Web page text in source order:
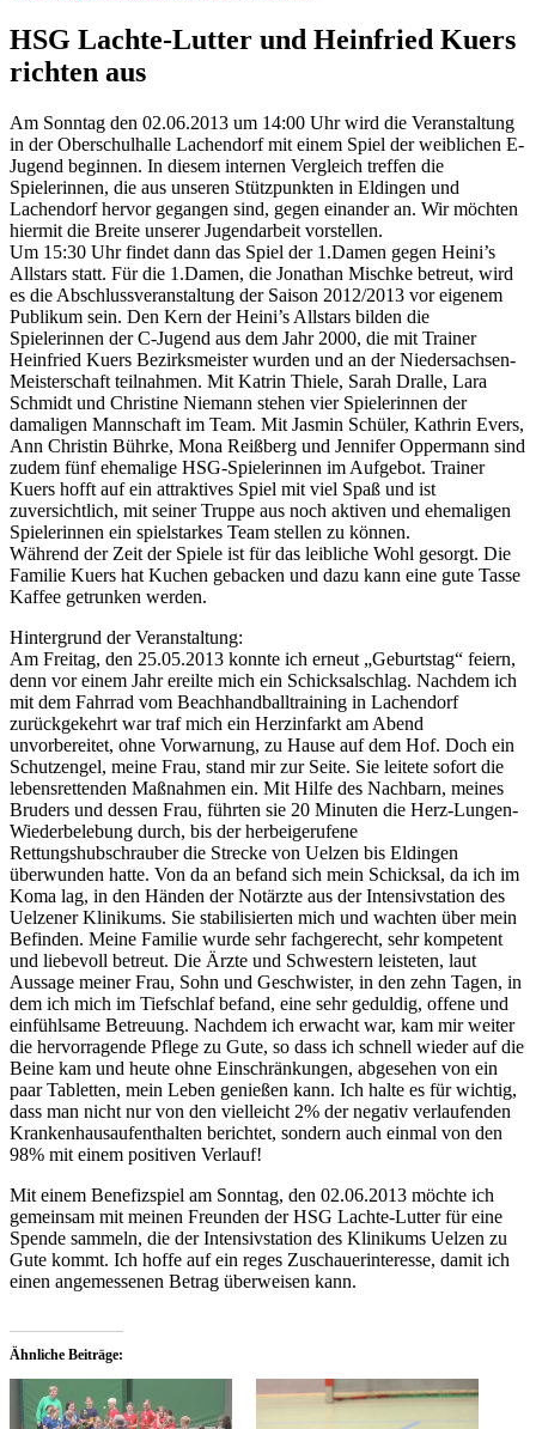
HSG Lachte-Lutter und Heinfried Kuers
richten aus
Am Sonntag den 02.06.2013 um 14:00 Uhr wird die Veranstaltung
in der Oberschulhalle Lachendorf mit einem Spiel der weiblichen E-
Jugend beginnen. In diesem internen Vergleich treffen die
Spielerinnen, die aus unseren Stützpunkten in Eldingen und
Lachendorf hervor gegangen sind, gegen einander an. Wir möchten
hiermit die Breite unserer Jugendarbeit vorstellen.
Um 15:30 Uhr findet dann das Spiel der 1.Damen gegen Heini’s
Allstars statt. Für die 1.Damen, die Jonathan Mischke betreut, wird
es die Abschlussveranstaltung der Saison 2012/2013 vor eigenem
Publikum sein. Den Kern der Heini’s Allstars bilden die
Spielerinnen der C-Jugend aus dem Jahr 2000, die mit Trainer
Heinfried Kuers Bezirksmeister wurden und an der Niedersachsen-
Meisterschaft teilnahmen. Mit Katrin Thiele, Sarah Dralle, Lara
Schmidt und Christine Niemann stehen vier Spielerinnen der
damaligen Mannschaft im Team. Mit Jasmin Schüler, Kathrin Evers,
Ann Christin Bührke, Mona Reißberg und Jennifer Oppermann sind
zudem fünf ehemalige HSG-Spielerinnen im Aufgebot. Trainer
Kuers hofft auf ein attraktives Spiel mit viel Spaß und ist
zuversichtlich, mit seiner Truppe aus noch aktiven und ehemaligen
Spielerinnen ein spielstarkes Team stellen zu können.
Während der Zeit der Spiele ist für das leibliche Wohl gesorgt. Die
Familie Kuers hat Kuchen gebacken und dazu kann eine gute Tasse
Kaffee getrunken werden.
Hintergrund der Veranstaltung:
Am Freitag, den 25.05.2013 konnte ich erneut „Geburtstag“ feiern,
denn vor einem Jahr ereilte mich ein Schicksalschlag. Nachdem ich
mit dem Fahrrad vom Beachhandballtraining in Lachendorf
zurückgekehrt war traf mich ein Herzinfarkt am Abend
unvorbereitet, ohne Vorwarnung, zu Hause auf dem Hof. Doch ein
Schutzengel, meine Frau, stand mir zur Seite. Sie leitete sofort die
lebensrettenden Maßnahmen ein. Mit Hilfe des Nachbarn, meines
Bruders und dessen Frau, führten sie 20 Minuten die Herz-Lungen-
Wiederbelebung durch, bis der herbeigerufene
Rettungshubschrauber die Strecke von Uelzen bis Eldingen
überwunden hatte. Von da an befand sich mein Schicksal, da ich im
Koma lag, in den Händen der Notärzte aus der Intensivstation des
Uelzener Klinikums. Sie stabilisierten mich und wachten über mein
Befinden. Meine Familie wurde sehr fachgerecht, sehr kompetent
und liebevoll betreut. Die Ärzte und Schwestern leisteten, laut
Aussage meiner Frau, Sohn und Geschwister, in den zehn Tagen, in
dem ich mich im Tiefschlaf befand, eine sehr geduldig, offene und
einfühlsame Betreuung. Nachdem ich erwacht war, kam mir weiter
die hervorragende Pflege zu Gute, so dass ich schnell wieder auf die
Beine kam und heute ohne Einschränkungen, abgesehen von ein
paar Tabletten, mein Leben genießen kann. Ich halte es für wichtig,
dass man nicht nur von den vielleicht 2% der negativ verlaufenden
Krankenhausaufenthalten berichtet, sondern auch einmal von den
98% mit einem positiven Verlauf!
Mit einem Benefizspiel am Sonntag, den 02.06.2013 möchte ich
gemeinsam mit meinen Freunden der HSG Lachte-Lutter für eine
Spende sammeln, die der Intensivstation des Klinikums Uelzen zu
Gute kommt. Ich hoffe auf ein reges Zuschauerinteresse, damit ich
einen angemessenen Betrag überweisen kann.
Ähnliche Beiträge